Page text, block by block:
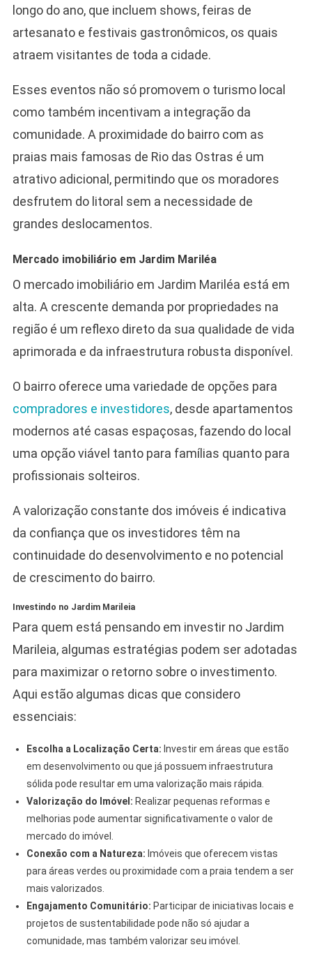
longo do ano, que incluem shows, feiras de
artesanato e festivais gastronômicos, os quais
atraem visitantes de toda a cidade.
Esses eventos não só promovem o turismo local
como também incentivam a integração da
comunidade. A proximidade do bairro com as
praias mais famosas de Rio das Ostras é um
atrativo adicional, permitindo que os moradores
desfrutem do litoral sem a necessidade de
grandes deslocamentos.
Mercado imobiliário em Jardim Mariléa
O mercado imobiliário em Jardim Mariléa está em
alta. A crescente demanda por propriedades na
região é um reflexo direto da sua qualidade de vida
aprimorada e da infraestrutura robusta disponível.
O bairro oferece uma variedade de opções para
compradores e investidores, desde apartamentos
modernos até casas espaçosas, fazendo do local
uma opção viável tanto para famílias quanto para
profissionais solteiros.
A valorização constante dos imóveis é indicativa
da confiança que os investidores têm na
continuidade do desenvolvimento e no potencial
de crescimento do bairro.
Investindo no Jardim Marileia
Para quem está pensando em investir no Jardim
Marileia, algumas estratégias podem ser adotadas
para maximizar o retorno sobre o investimento.
Aqui estão algumas dicas que considero
essenciais:
Escolha a Localização Certa: Investir em áreas que estão
em desenvolvimento ou que já possuem infraestrutura
sólida pode resultar em uma valorização mais rápida.
Valorização do Imóvel: Realizar pequenas reformas e
melhorias pode aumentar significativamente o valor de
mercado do imóvel.
Conexão com a Natureza: Imóveis que oferecem vistas
para áreas verdes ou proximidade com a praia tendem a ser
mais valorizados.
Engajamento Comunitário: Participar de iniciativas locais e
projetos de sustentabilidade pode não só ajudar a
comunidade, mas também valorizar seu imóvel.